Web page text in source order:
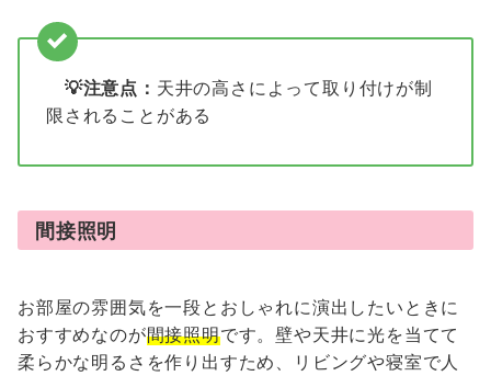
💡注意点： 天井の高さによって取り付けが制
限されることがある
間接照明
お部屋の雰囲気を一段とおしゃれに演出したいときに
おすすめなのが間接照明です。壁や天井に光を当てて
柔らかな明るさを作り出すため、リビングや寝室で人